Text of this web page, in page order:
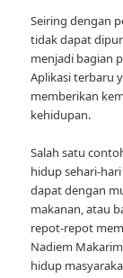
Seiring dengan
tidak dapat
menjadi bagian
Aplikasi terbaru
memberikan
kehidupan.
Salah satu
hidup sehari-
dapat dengan
makanan, atau
repot-repot
Nadiem
hidup